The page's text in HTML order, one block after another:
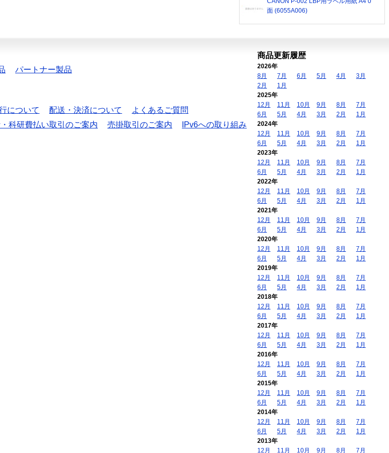
面 (6055A006)
パートナー製品
について 配送・決済について
よくあるご質問
科研費払い取引のご案内 売掛取引のご案内
IPv6への取り組み
商品更新履歴
2026年
8月
7月 6月 5月 4月
3月
2月
1月
2025年
12月
11月 10月 9月 8月
7月
6月
5月 4月 3月 2月
1月
2024年
12月
11月 10月 9月 8月
7月
6月
5月 4月 3月 2月
1月
2023年
12月
11月 10月 9月 8月
7月
6月
5月 4月 3月 2月
1月
2022年
12月
11月 10月 9月 8月
7月
6月
5月 4月 3月 2月
1月
2021年
12月
11月 10月 9月 8月
7月
6月
5月 4月 3月 2月
1月
2020年
12月
11月 10月 9月 8月
7月
6月
5月 4月 3月 2月
1月
2019年
12月
11月 10月 9月 8月
7月
6月
5月 4月 3月 2月
1月
2018年
12月
11月 10月 9月 8月
7月
6月
5月 4月 3月 2月
1月
2017年
12月
11月 10月 9月 8月
7月
6月
5月 4月 3月 2月
1月
2016年
12月
11月 10月 9月 8月
7月
6月
5月 4月 3月 2月
1月
2015年
12月
11月 10月 9月 8月
7月
6月
5月 4月 3月 2月
1月
2014年
12月
11月 10月 9月 8月
7月
6月
5月 4月 3月 2月
1月
2013年
12月
11月 10月 9月 8月 7月